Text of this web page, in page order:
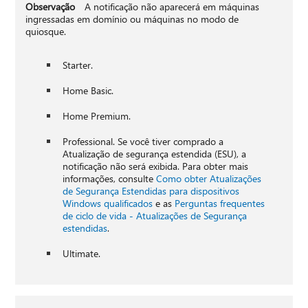
Observação A notificação não aparecerá em máquinas
ingressadas em domínio ou máquinas no modo de
quiosque.
Starter.
Home Basic.
Home Premium.
Professional. Se você tiver comprado a
Atualização de segurança estendida (ESU), a
notificação não será exibida. Para obter mais
informações, consulte Como obter Atualizações
de Segurança Estendidas para dispositivos
Windows qualificadose as Perguntas frequentes
de ciclo de vida - Atualizações de Segurança
estendidas.
Ultimate.